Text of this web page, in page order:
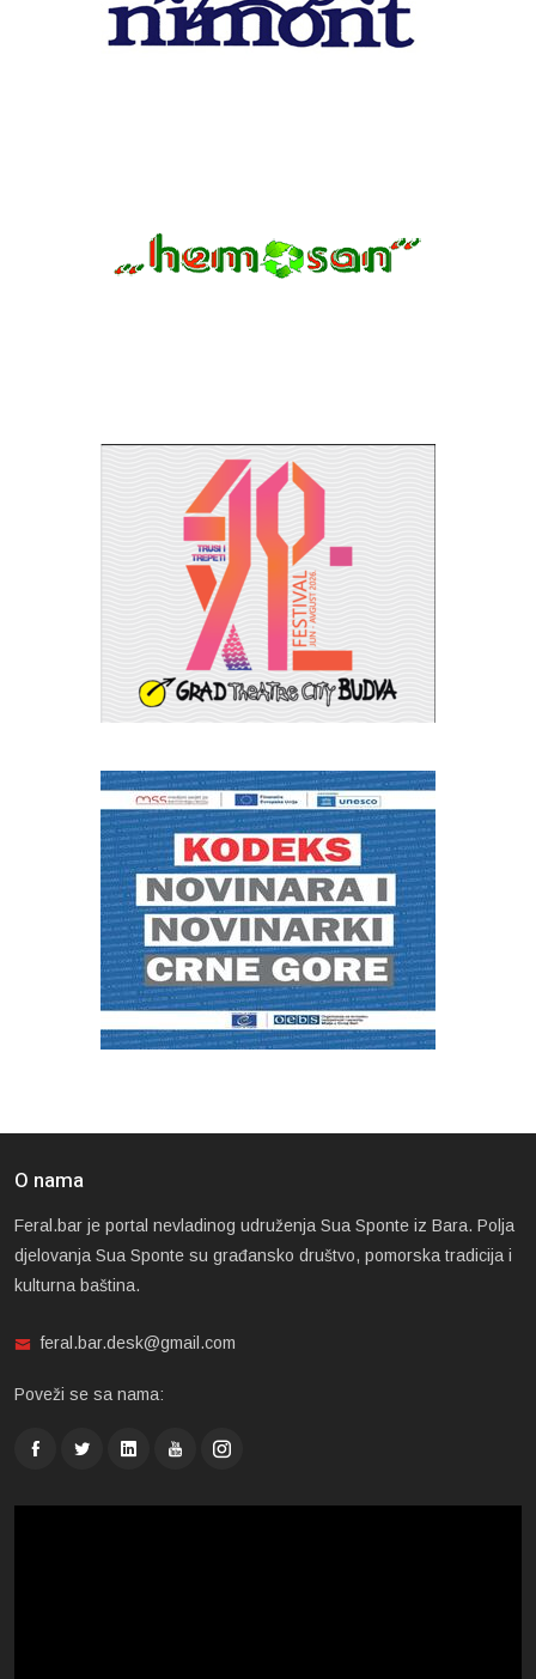
O nama
Feral.bar je portal nevladinog udruženja Sua Sponte iz Bara. Polja
djelovanja Sua Sponte su građansko društvo, pomorska tradicija i
kulturna baština.
feral.bar.desk@gmail.com
Poveži se sa nama: